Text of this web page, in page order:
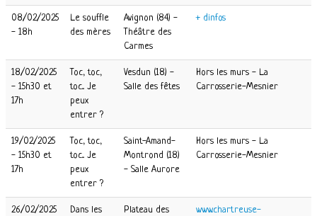
08/02/2025
- 18h
Le souffle
des mères
Avignon (84) -
Théâtre des
Carmes
+ dinfos
18/02/2025
- 15h30 et
17h
Toc, toc,
toc... Je
peux
entrer ?
Vesdun (18) -
Salle des fêtes
Hors les murs - La
Carrosserie-Mesnier
19/02/2025
- 15h30 et
17h
Toc, toc,
toc... Je
peux
entrer ?
Saint-Amand-
Montrond (18)
- Salle Aurore
Hors les murs - La
Carrosserie-Mesnier
26/02/2025
Dans les
Plateau des
www.chartreuse-